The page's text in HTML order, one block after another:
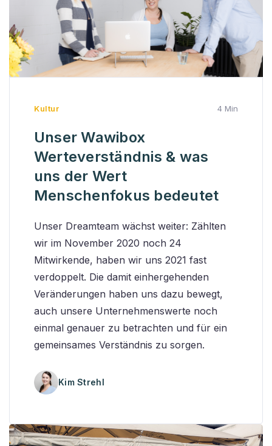
Kultur 4 Min
Unser Wawibox
Werteverständnis & was
uns der Wert
Menschenfokus bedeutet
Unser Dreamteam wächst weiter: Zählten
wir im November 2020 noch 24
Mitwirkende, haben wir uns 2021 fast
verdoppelt. Die damit einhergehenden
Veränderungen haben uns dazu bewegt,
auch unsere Unternehmenswerte noch
einmal genauer zu betrachten und für ein
gemeinsames Verständnis zu sorgen.
Kim Strehl